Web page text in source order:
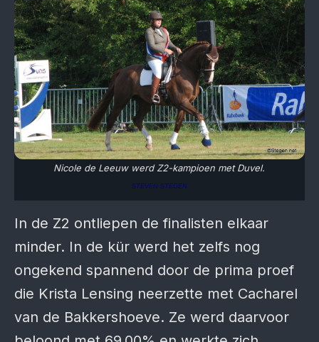
Nicole de Leeuw werd Z2-kampioen met Duvel.
STEVEN STEGEN
In de Z2 ontliepen de finalisten elkaar
minder. In de kür werd het zelfs nog
ongekend spannend door de prima proef
die Krista Lensing neerzette met Cacharel
van de Bakkershoeve. Ze werd daarvoor